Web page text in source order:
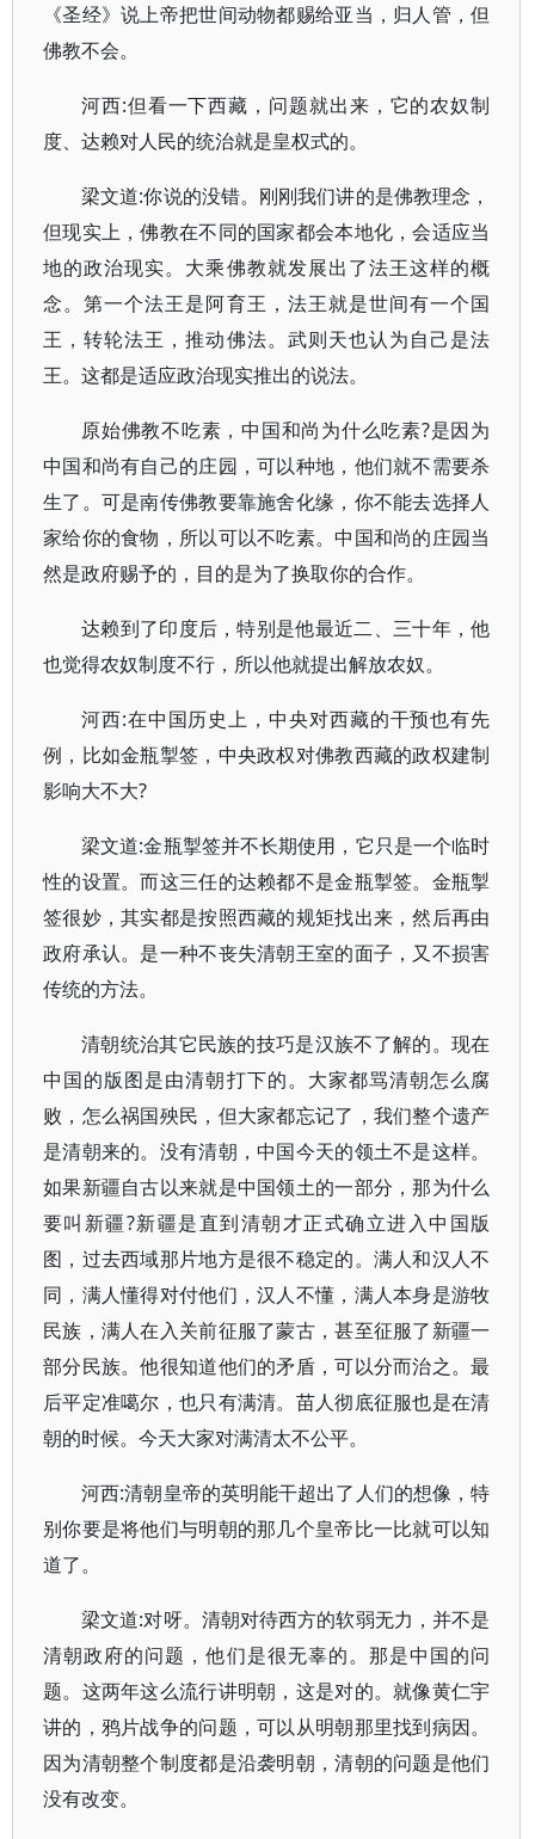
《圣经》说上帝把世间动物都赐给亚当，归人管，但
佛教不会。
河西:但看一下西藏，问题就出来，它的农奴制
度、达赖对人民的统治就是皇权式的。
梁文道:你说的没错。刚刚我们讲的是佛教理念，
但现实上，佛教在不同的国家都会本地化，会适应当
地的政治现实。大乘佛教就发展出了法王这样的概
念。第一个法王是阿育王，法王就是世间有一个国
王，转轮法王，推动佛法。武则天也认为自己是法
王。这都是适应政治现实推出的说法。
原始佛教不吃素，中国和尚为什么吃素?是因为
中国和尚有自己的庄园，可以种地，他们就不需要杀
生了。可是南传佛教要靠施舍化缘，你不能去选择人
家给你的食物，所以可以不吃素。中国和尚的庄园当
然是政府赐予的，目的是为了换取你的合作。
达赖到了印度后，特别是他最近二、三十年，他
也觉得农奴制度不行，所以他就提出解放农奴。
河西:在中国历史上，中央对西藏的干预也有先
例，比如金瓶掣签，中央政权对佛教西藏的政权建制
影响大不大?
梁文道:金瓶掣签并不长期使用，它只是一个临时
性的设置。而这三任的达赖都不是金瓶掣签。金瓶掣
签很妙，其实都是按照西藏的规矩找出来，然后再由
政府承认。是一种不丧失清朝王室的面子，又不损害
传统的方法。
清朝统治其它民族的技巧是汉族不了解的。现在
中国的版图是由清朝打下的。大家都骂清朝怎么腐
败，怎么祸国殃民，但大家都忘记了，我们整个遗产
是清朝来的。没有清朝，中国今天的领土不是这样。
如果新疆自古以来就是中国领土的一部分，那为什么
要叫新疆?新疆是直到清朝才正式确立进入中国版
图，过去西域那片地方是很不稳定的。满人和汉人不
同，满人懂得对付他们，汉人不懂，满人本身是游牧
民族，满人在入关前征服了蒙古，甚至征服了新疆一
部分民族。他很知道他们的矛盾，可以分而治之。最
后平定准噶尔，也只有满清。苗人彻底征服也是在清
朝的时候。今天大家对满清太不公平。
河西:清朝皇帝的英明能干超出了人们的想像，特
别你要是将他们与明朝的那几个皇帝比一比就可以知
道了。
梁文道:对呀。清朝对待西方的软弱无力，并不是
清朝政府的问题，他们是很无辜的。那是中国的问
题。这两年这么流行讲明朝，这是对的。就像黄仁宇
讲的，鸦片战争的问题，可以从明朝那里找到病因。
因为清朝整个制度都是沿袭明朝，清朝的问题是他们
没有改变。